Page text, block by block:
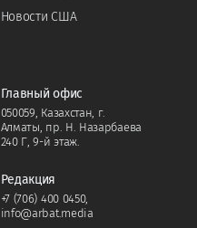
Новости США
Главный офис
050059, Казахстан, г.
Алматы, пр. Н. Назарбаева
240 Г, 9-й этаж.
Редакция
+7 (706) 400 0450,
info@arbat.media